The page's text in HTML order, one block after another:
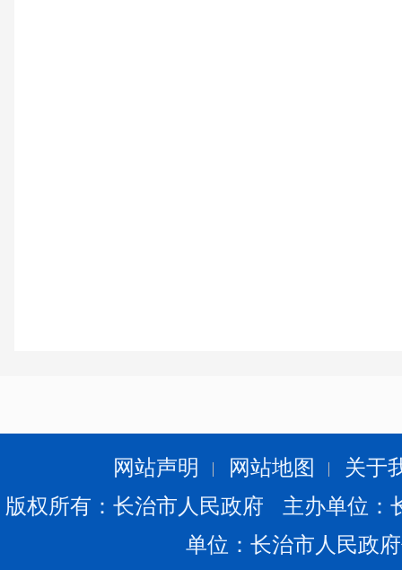
网站声明 网站地图
关于
版权所有：长治市人民政府 主办单位
单位：长治市人民政